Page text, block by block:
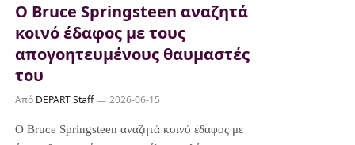
Ο Bruce Springsteen αναζητά
κοινό έδαφος με τους
απογοητευμένους θαυμαστές
του
Από DEPART Staff 2026-06-15
Ο Bruce Springsteen αναζητά κοινό έδαφος με